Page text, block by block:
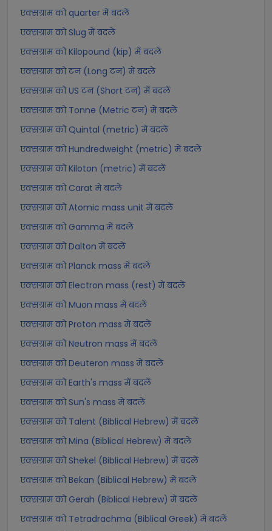
एक्सग्राम को quarter में बदलें
एक्सग्राम को Slug में बदलें
एक्सग्राम को Kilopound (kip) में बदलें
एक्सग्राम को टन (Long टन) में बदलें
एक्सग्राम को US टन (Short टन) में बदलें
एक्सग्राम को Tonne (Metric टन) में बदलें
एक्सग्राम को Quintal (metric) में बदलें
एक्सग्राम को Hundredweight (metric) में बदलें
एक्सग्राम को Kiloton (metric) में बदलें
एक्सग्राम को Carat में बदलें
एक्सग्राम को Atomic mass unit में बदलें
एक्सग्राम को Gamma में बदलें
एक्सग्राम को Dalton में बदलें
एक्सग्राम को Planck mass में बदलें
एक्सग्राम को Electron mass (rest) में बदलें
एक्सग्राम को Muon mass में बदलें
एक्सग्राम को Proton mass में बदलें
एक्सग्राम को Neutron mass में बदलें
एक्सग्राम को Deuteron mass में बदलें
एक्सग्राम को Earth's mass में बदलें
एक्सग्राम को Sun's mass में बदलें
एक्सग्राम को Talent (Biblical Hebrew) में बदलें
एक्सग्राम को Mina (Biblical Hebrew) में बदलें
एक्सग्राम को Shekel (Biblical Hebrew) में बदलें
एक्सग्राम को Bekan (Biblical Hebrew) में बदलें
एक्सग्राम को Gerah (Biblical Hebrew) में बदलें
एक्सग्राम को Tetradrachma (Biblical Greek) में बदलें